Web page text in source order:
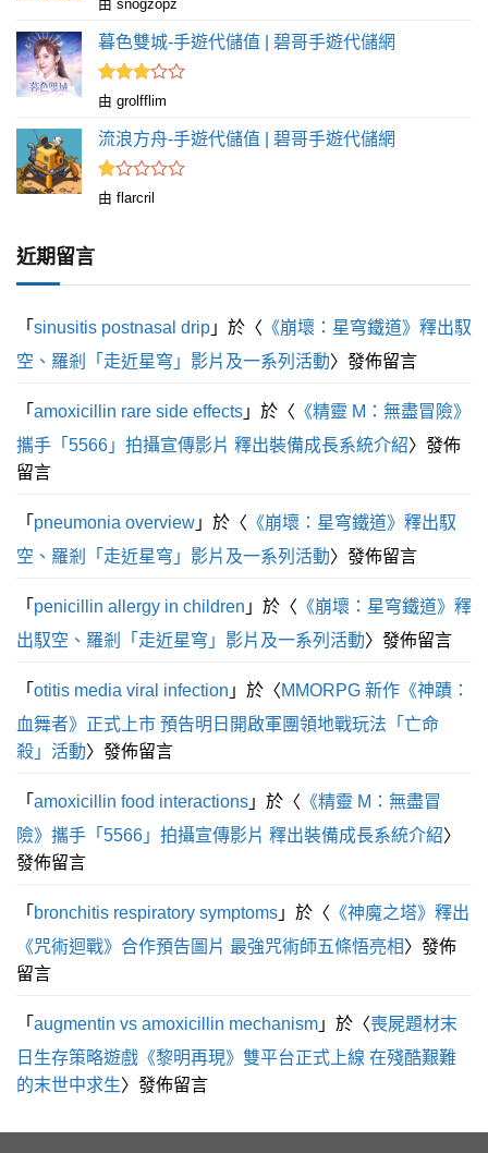
分 5
由 snogzopz
暮色雙城-手遊代儲值 | 碧哥手遊代儲網
評分
滿
分 5
由 grolfflim
流浪方舟-手遊代儲值 | 碧哥手遊代儲網
評
5
由 flarcril
近期留言
「 sinusitis postnasal drip 」於〈 《崩壞：星穹鐵道》釋出馭
空、羅剎「走近星穹」影片及一系列活動〉發佈留言
「 amoxicillin rare side effects 」於〈 《精靈 M：無盡冒險》
攜手「5566」拍攝宣傳影片 釋出裝備成長系統介紹〉發佈
留言
「 pneumonia overview 」於〈 《崩壞：星穹鐵道》釋出馭
空、羅剎「走近星穹」影片及一系列活動〉發佈留言
「 penicillin allergy in children 」於〈 《崩壞：星穹鐵道》釋
出馭空、羅剎「走近星穹」影片及一系列活動〉發佈留言
「 otitis media viral infection 」於〈MMORPG 新作《神蹟：
血舞者》正式上市 預告明日開啟軍團領地戰玩法「亡命
殺」活動〉發佈留言
「 amoxicillin food interactions 」於〈 《精靈 M：無盡冒
險》攜手「5566」拍攝宣傳影片 釋出裝備成長系統介紹〉
發佈留言
「 bronchitis respiratory symptoms 」於〈 《神魔之塔》釋出
《咒術迴戰》合作預告圖片 最強咒術師五條悟亮相〉發佈
留言
「 augmentin vs amoxicillin mechanism 」於〈喪屍題材末
日生存策略遊戲《黎明再現》雙平台正式上線 在殘酷艱難
的末世中求生〉發佈留言